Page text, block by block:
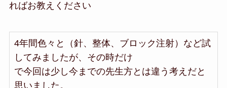
ればお教えください
4年間色々と（針、整体、ブロック注射）など試
してみましたが、その時だけ
で今回は少し今までの先生方とは違う考えだと
思いました。